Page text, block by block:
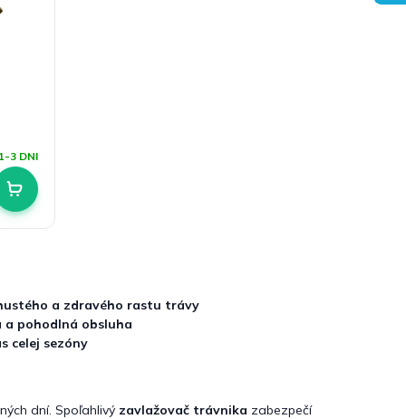
3 DNI
a zdravého rastu trávy
pohodlná obsluha
celej sezóny
dní. Spoľahlivý zavlažovač trávnika zabezpečí